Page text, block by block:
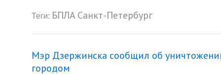
Теги: БПЛАСанкт-Петербург
Мэр Дзержинска сообщил об
городом